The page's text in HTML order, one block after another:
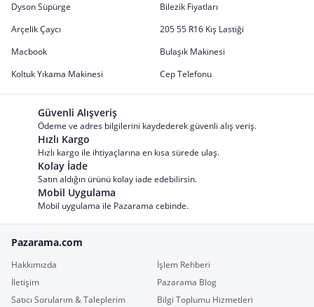
Dyson Süpürge
Bilezik Fiyatları
Arçelik Çaycı
205 55 R16 Kış Lastiği
Macbook
Bulaşık Makinesi
Koltuk Yıkama Makinesi
Cep Telefonu
Güvenli Alışveriş
Ödeme ve adres bilgilerini kaydederek güvenli alış veriş.
Hızlı Kargo
Hızlı kargo ile ihtiyaçlarına en kısa sürede ulaş.
Kolay İade
Satın aldığın ürünü kolay iade edebilirsin.
Mobil Uygulama
Mobil uygulama ile Pazarama cebinde.
Pazarama.com
Hakkımızda
İşlem Rehberi
İletişim
Pazarama Blog
Satıcı Sorularım & Taleplerim
Bilgi Toplumu Hizmetleri